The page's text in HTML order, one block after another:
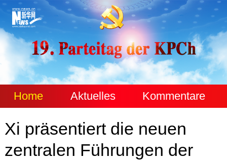
Home Aktuelles Kommentare
Xi präsentiert die neuen
zentralen Führungen der